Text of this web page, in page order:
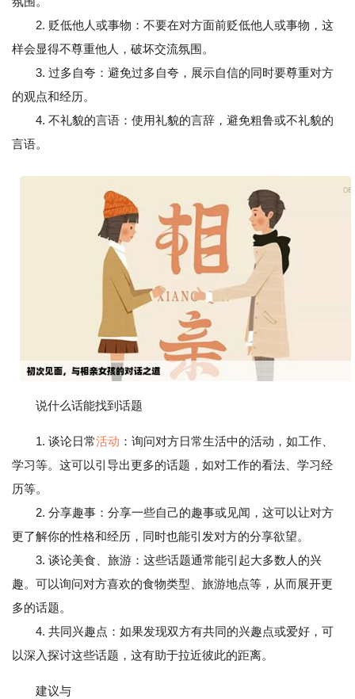
2. 贬低他人或事物：不要在对方面前贬低他人或事物，这
样会显得不尊重他人，破坏交流氛围。
3. 过多自夸：避免过多自夸，展示自信的同时要尊重对方
的观点和经历。
4. 不礼貌的言语：使用礼貌的言辞，避免粗鲁或不礼貌的
言语。
说什么话能找到话题
1. 谈论日常活动 ：询问对方日常生活中的活动，如工作、
学习等。这可以引导出更多的话题，如对工作的看法、学习经
历等。
2. 分享趣事：分享一些自己的趣事或见闻，这可以让对方
更了解你的性格和经历，同时也能引发对方的分享欲望。
3. 谈论美食、旅游：这些话题通常能引起大多数人的兴
趣。可以询问对方喜欢的食物类型、旅游地点等，从而展开更
多的话题。
4. 共同兴趣点：如果发现双方有共同的兴趣点或爱好，可
以深入探讨这些话题，这有助于拉近彼此的距离。
建议与